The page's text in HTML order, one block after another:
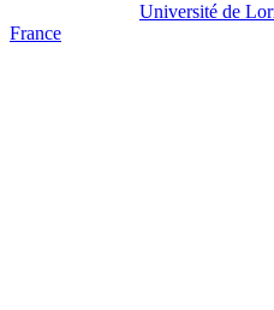
Université de
France